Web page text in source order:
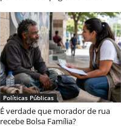
Políticas Públicas
É verdade que morador de rua
recebe Bolsa Família?